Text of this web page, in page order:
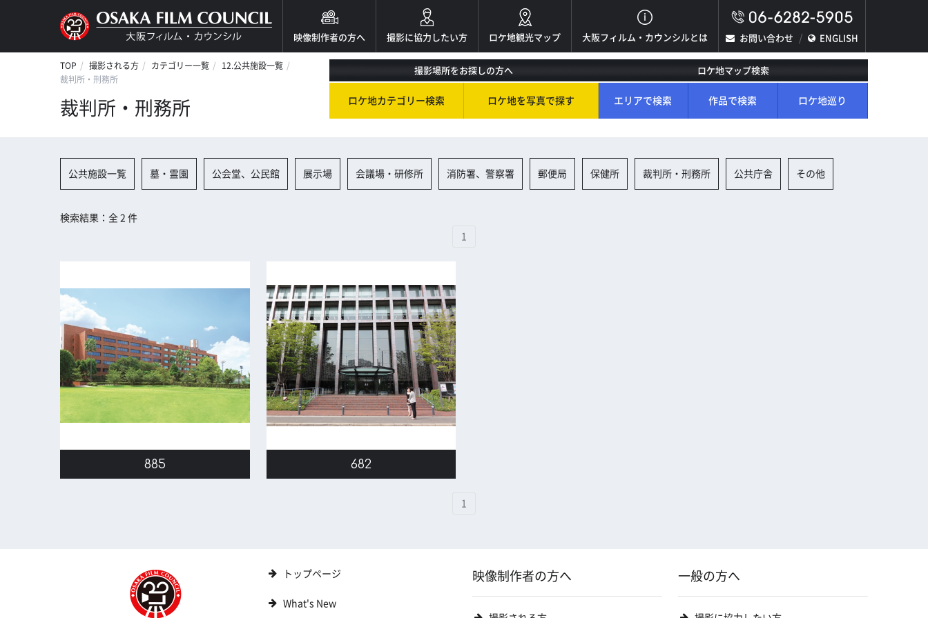
映像制作者の方へ 撮影に協力したい方 ロケ地観光マップ 大阪フィルム・カウンシルとは お問い合わせ ENGLISH
TOP 撮影される方 カテゴリー一覧
12.公共施設一覧
裁判所・刑務所
裁判所・刑務所
撮影場所をお探しの方へ
ロケ地カテゴリー検索 ロケ地を写真で探す
ロケ地マップ検索
エリアで検索 作品で検索 ロケ地巡り
公共施設一覧 墓・霊園 公会堂、公民館 展示場 会議場・研修所 消防署、警察署 郵便局 保健所 裁判所・刑務所 公共庁舎 その他
検索結果：全 2 件
1
885 682
1
トップページ
What's New
映像制作者の方へ 一般の方へ